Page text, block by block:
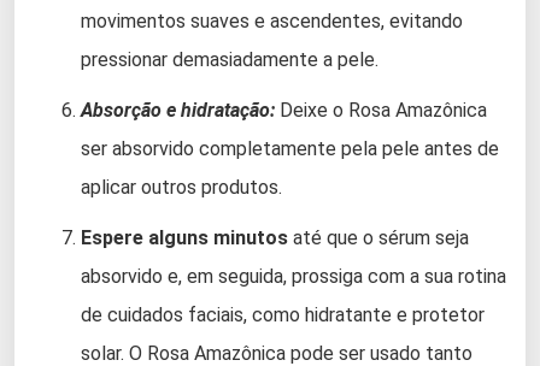
movimentos suaves e ascendentes, evitando
pressionar demasiadamente a pele.
Absorção e hidratação: Deixe o Rosa Amazônica
ser absorvido completamente pela pele antes de
aplicar outros produtos.
Espere alguns minutos até que o sérum seja
absorvido e, em seguida, prossiga com a sua rotina
de cuidados faciais, como hidratante e protetor
solar. O Rosa Amazônica pode ser usado tanto